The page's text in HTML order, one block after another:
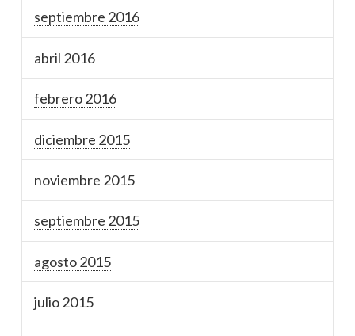
septiembre 2016
abril 2016
febrero 2016
diciembre 2015
noviembre 2015
septiembre 2015
agosto 2015
julio 2015